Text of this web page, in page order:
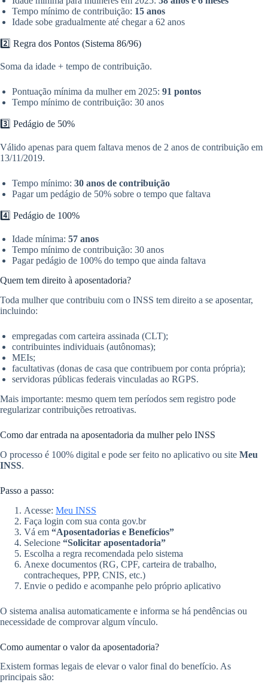
Tempo mínimo de contribuição: 15 anos
Idade sobe gradualmente até chegar a 62 anos
2️⃣ Regra dos Pontos (Sistema 86/96)
Soma da idade + tempo de contribuição.
Pontuação mínima da mulher em 2025: 91 pontos
Tempo mínimo de contribuição: 30 anos
3️⃣ Pedágio de 50%
Válido apenas para quem faltava menos de 2 anos de contribuição em
13/11/2019.
Tempo mínimo: 30 anos de contribuição
Pagar um pedágio de 50% sobre o tempo que faltava
4️⃣ Pedágio de 100%
Idade mínima: 57 anos
Tempo mínimo de contribuição: 30 anos
Pagar pedágio de 100% do tempo que ainda faltava
Quem tem direito à aposentadoria?
Toda mulher que contribuiu com o INSS tem direito a se aposentar,
incluindo:
empregadas com carteira assinada (CLT);
contribuintes individuais (autônomas);
MEIs;
facultativas (donas de casa que contribuem por conta própria);
servidoras públicas federais vinculadas ao RGPS.
Mais importante: mesmo quem tem períodos sem registro pode
regularizar contribuições retroativas.
Como dar entrada na aposentadoria da mulher pelo INSS
O processo é 100% digital e pode ser feito no aplicativo ou site Meu
INSS.
Passo a passo:
Acesse: Meu INSS
Faça login com sua conta gov.br
Vá em “Aposentadorias e Benefícios”
Selecione “Solicitar aposentadoria”
Escolha a regra recomendada pelo sistema
Anexe documentos (RG, CPF, carteira de trabalho,
contracheques, PPP, CNIS, etc.)
Envie o pedido e acompanhe pelo próprio aplicativo
O sistema analisa automaticamente e informa se há pendências ou
necessidade de comprovar algum vínculo.
Como aumentar o valor da aposentadoria?
Existem formas legais de elevar o valor final do benefício. As
principais são: